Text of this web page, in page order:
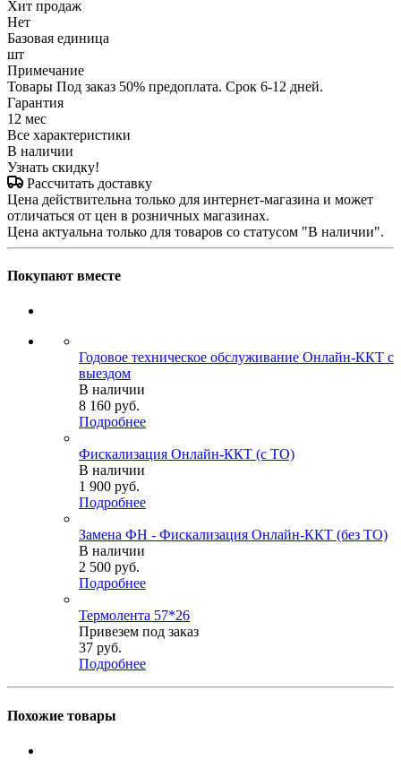
Хит продаж
Нет
Базовая единица
шт
Примечание
Товары Под заказ 50% предоплата. Срок 6-12 дней.
Гарантия
12 мес
Все характеристики
В наличии
Узнать скидку!
Рассчитать доставку
Цена действительна только для интернет-магазина и может
отличаться от цен в розничных магазинах.
Цена актуальна только для товаров со статусом "В наличии".
Покупают вместе
Годовое техническое обслуживание Онлайн-ККТ с
выездом
В наличии
8 160 руб.
Подробнее
Фискализация Онлайн-ККТ (с ТО)
В наличии
1 900 руб.
Подробнее
Замена ФН - Фискализация Онлайн-ККТ (без ТО)
В наличии
2 500 руб.
Подробнее
Термолента 57*26
Привезем под заказ
37 руб.
Подробнее
Похожие товары